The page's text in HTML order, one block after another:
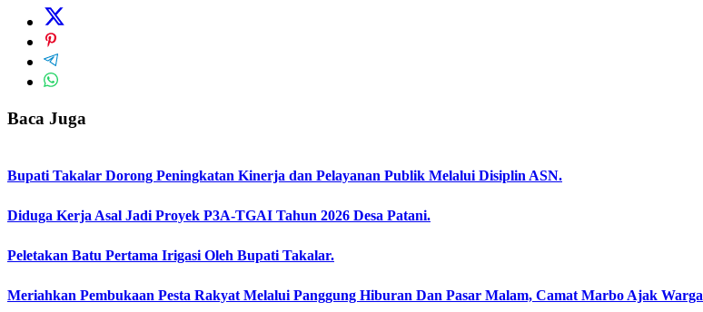
Baca Juga
Bupati Takalar Dorong Peningkatan Kinerja dan Pelayanan Publik Melalui Disiplin ASN.
Diduga Kerja Asal Jadi Proyek P3A-TGAI Tahun 2026 Desa Patani.
Peletakan Batu Pertama Irigasi Oleh Bupati Takalar.
Meriahkan Pembukaan Pesta Rakyat Melalui Panggung Hiburan Dan Pasar Malam, Camat Marbo Ajak